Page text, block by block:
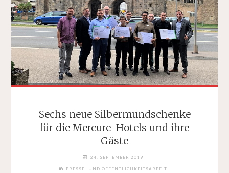
Sechs neue Silbermundschenke
für die Mercure-Hotels und ihre
Gäste
24. SEPTEMBER 2019
PRESSE- UND ÖFFENTLICHKEITSARBEIT